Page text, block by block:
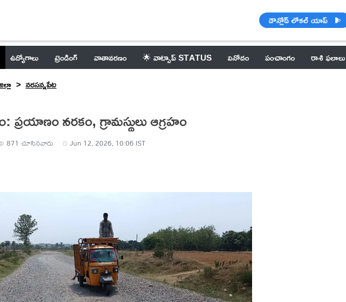
డౌన్లోడ్ లోకల్ యాప్
ఉద్యోగాలు ట్రెండింగ్ వాతావరణం 🌟 వాట్సాప్ STATUS వినోదం పంచాంగం రాశి ఫలాలు
నరసన్నపేట
ప్రయాణం నరకం, గ్రామస్థులు ఆగ్రహం
871 చూసినవారు Jun 12, 2026, 10:06 IST